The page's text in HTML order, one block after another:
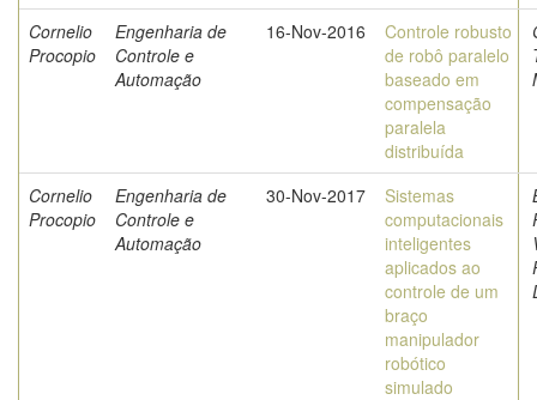
Cornelio
Procopio
Engenharia de
Controle e
Automação
16-Nov-2016
Controle robusto
de robô paralelo
baseado em
compensação
paralela
distribuída
Cornelio
Procopio
Engenharia de
Controle e
Automação
30-Nov-2017
Sistemas
computacionais
inteligentes
aplicados ao
controle de um
braço
manipulador
robótico
simulado